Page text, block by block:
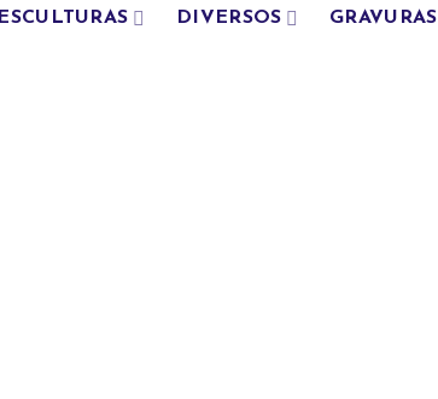
ESCULTURAS DIVERSOS GRAVURAS